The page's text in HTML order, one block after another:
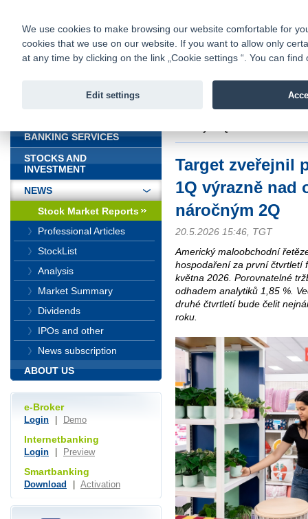
Fio bank
Fio banka
Target zveřejnil
1Q výrazně nad
náročným 2Q
20.5.2026 15:46, TGT
Americký maloobchodní
hospodaření za první čtvrtletí
května 2026. Porovnatelné
odhadem analytiků 1,85 %.
druhé čtvrtletí bude čelit
roku.
BANKING SERVICES
STOCKS AND
INVESTMENT
NEWS
Stock Market Reports
Professional Articles
StockList
Analysis
Market Summary
Dividends
IPOs and other
News subscription
ABOUT US
e-Broker
Login Demo
Internetbanking
Login Preview
Smartbanking
Download Activation
We use cookies to make browsing our website comfortable for
cookies that we use on our website. If you want to allow only
at any time by clicking on the link „Cookie settings “. You can
Edit settings